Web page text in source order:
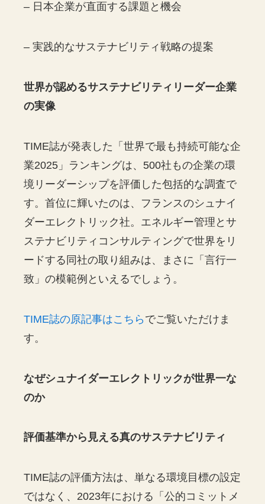
– 日本企業が直面する課題と機会
– 実践的なサステナビリティ戦略の提案
世界が認めるサステナビリティリーダー企業
の実像
TIME誌が発表した「世界で最も持続可能な企
業2025」ランキングは、500社もの企業の環
境リーダーシップを評価した包括的な調査で
す。首位に輝いたのは、フランスのシュナイ
ダーエレクトリック社。エネルギー管理とサ
ステナビリティコンサルティングで世界をリ
ードする同社の取り組みは、まさに「言行一
致」の模範例といえるでしょう。
TIME誌の原記事はこちら でご覧いただけま
す。
なぜシュナイダーエレクトリックが世界一な
のか
評価基準から見える真のサステナビリティ
TIME誌の評価方法は、単なる環境目標の設定
ではなく、2023年における「公的コミットメ